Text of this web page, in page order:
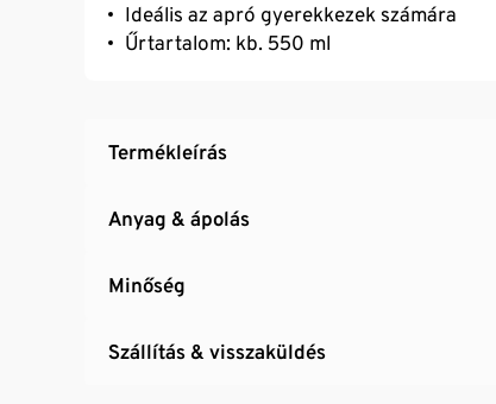
Ideális az apró gyerekkezek számára
Űrtartalom: kb. 550 ml
Termékleírás
Anyag & ápolás
Minőség
Szállítás & visszaküldés